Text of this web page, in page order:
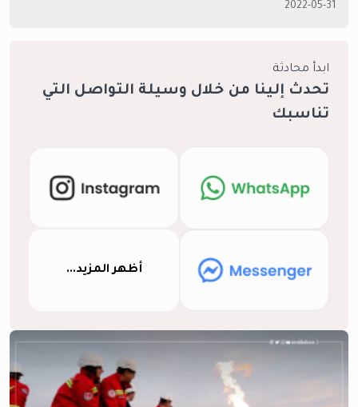
2022-05-31
ابدأ محادثة
تحدث إلينا من خلال وسيلة التواصل التي
تناسبك
أظهر المزيد...